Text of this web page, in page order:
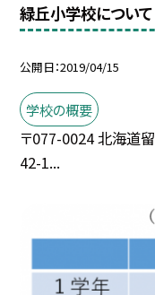
緑丘小学校について
公開日 2019/04/15
学校の概要
〒077-0024 北海道
42-1...